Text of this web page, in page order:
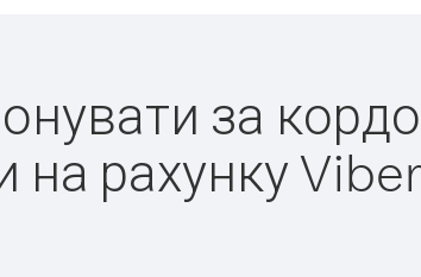
за
на рахунку